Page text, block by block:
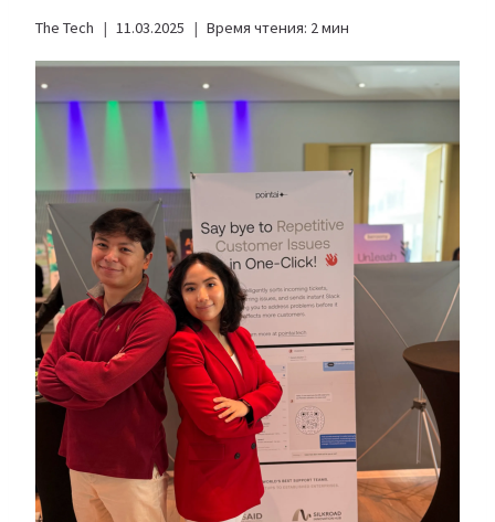
The Tech 11.03.2025 Время чтения: 2мин